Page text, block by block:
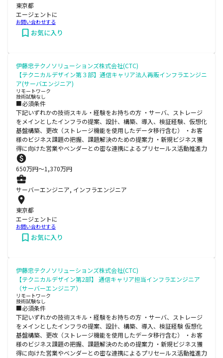
東京都
エージェントに
お問い合わせする
お気に入り
伊藤忠テクノソリューションズ株式会社(CTC)
【テクニカルデザイン第３部】通信キャリア法人再販インフラエンジニ
ア(サーバエンジニア)
リモートワーク
技術試験なし
■必須条件
下記いずれかの技術スキル・経験をお持ちの方 ・サーバ、ストレージ
をメインとしたインフラの提案、設計、構築、導入、検証経験、仮想化
基盤構築、更改（ストレージ機能を使用したデータ移行含む） ・お客
様のビジネス課題の把握、課題解決のための提案力 ・新規ビジネス獲
得に向けた営業やベンダーとの密な連携によるプリセールス活動推進力
650万円〜1,370万円
サーバーエンジニア, インフラエンジニア
東京都
エージェントに
お問い合わせする
お気に入り
伊藤忠テクノソリューションズ株式会社(CTC)
【テクニカルデザイン第2部】 通信キャリア担当インフラエンジニア
（サーバーエンジニア）
リモートワーク
技術試験なし
■必須条件
下記いずれかの技術スキル・経験をお持ちの方 ・サーバ、ストレージ
をメインとしたインフラの提案、設計、構築、導入、検証経験 仮想化
基盤構築、更改（ストレージ機能を使用したデータ移行含む） ・お客
様のビジネス課題の把握、課題解決のための提案力 ・新規ビジネス獲
得に向けた営業やベンダーとの密な連携によるプリセールス活動推進力